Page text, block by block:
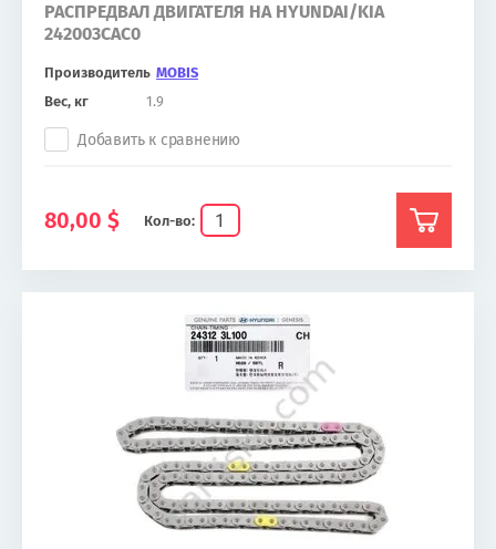
РАСПРЕДВАЛ ДВИГАТЕЛЯ НА HYUNDAI/KIA
242003CAC0
Производитель MOBIS
Вес, кг
1.9
Кол-во:
Добавить к сравнению
80,00 $